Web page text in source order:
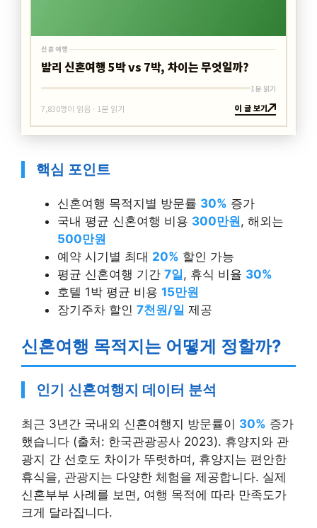
신혼여행
발리 신혼여행 5박 vs 7박, 차이는 무엇일까?
1분 읽기
7,830명이 읽음 · 1분 읽기 이 글 보기
핵심 포인트
신혼여행 목적지별 방문률 30% 증가
국내 평균 신혼여행 비용 300만원, 해외는
500만원
예약 시기별 최대 20% 할인 가능
평균 신혼여행 기간 7일, 휴식 비율 30%
호텔 1박 평균 비용 15만원
장기주차 할인 7천원/일 제공
신혼여행 목적지는 어떻게 정할까?
인기 신혼여행지 데이터 분석
최근 3년간 국내외 신혼여행지 방문률이 30% 증가
했습니다 (출처: 한국관광공사 2023). 휴양지와 관
광지 간 선호도 차이가 뚜렷하며, 휴양지는 편안한
휴식을, 관광지는 다양한 체험을 제공합니다. 실제
신혼부부 사례를 보면, 여행 목적에 따라 만족도가
크게 달라집니다.